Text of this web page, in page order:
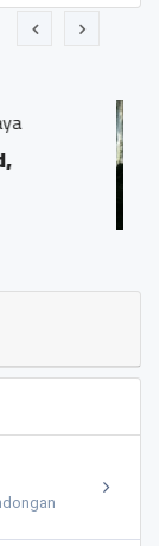
Kantor
Ivo Marius,